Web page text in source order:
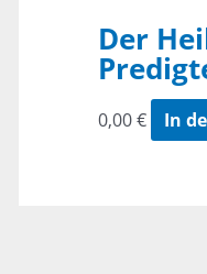
Der
0,00€ In